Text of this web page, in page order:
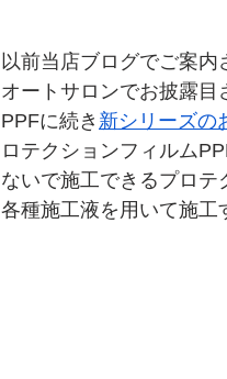
以前当店ブログでご案
オートサロンでお披露
PPFに続き 新シリーズの
ロテクションフィルム
ないで施工できるプロテ
各種施工液を用いて施工